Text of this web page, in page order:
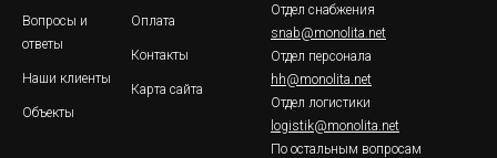
Вопросы и
ответы
Наши клиенты
Объекты
Оплата
Контакты
Карта сайта
Отдел снабжения
snab@monolita.net
Отдел персонала
hh@monolita.net
Отдел логистики
logistik@monolita.net
По остальным вопросам